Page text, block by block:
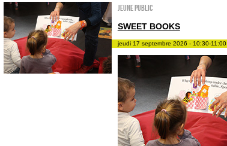
Jeune public
SWEET BOOKS
jeudi 17 septembre 2026 - 10:30-11:00